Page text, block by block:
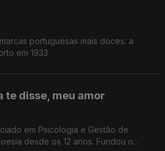
portuguesas mais doces: a
em 1933
te disse, meu amor
em Psicologia e Gestão de
desde os 12 anos. Fundou o